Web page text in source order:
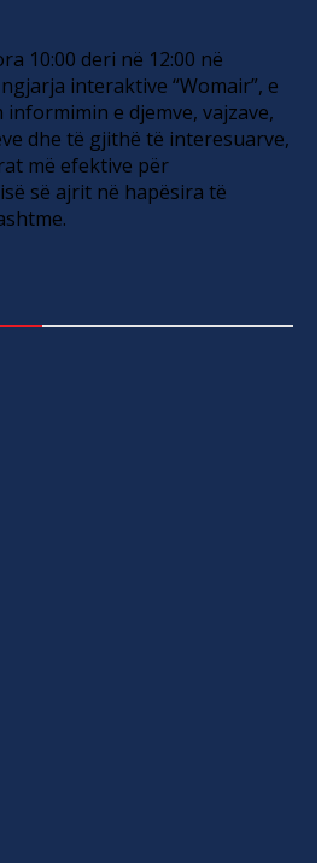
10:00 deri në 12:00 në
interaktive “Womair”, e
e djemve, vajzave,
dhe të gjithë të interesuarve,
më efektive për
së ajrit në hapësira të